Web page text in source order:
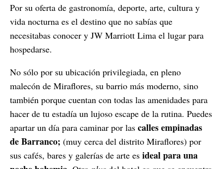
Por su oferta de gastronomía, deporte, arte, cultura y
vida nocturna es el destino que no sabías que
necesitabas conocer y JW Marriott Lima el lugar para
hospedarse.
No sólo por su ubicación privilegiada, en pleno
malecón de Miraflores, su barrio más moderno, sino
también porque cuentan con todas las amenidades para
hacer de tu estadía un lujoso escape de la rutina. Puedes
apartar un día para caminar por las calles empinadas
de Barranco; (muy cerca del distrito Miraflores) por
sus cafés, bares y galerías de arte es ideal para una